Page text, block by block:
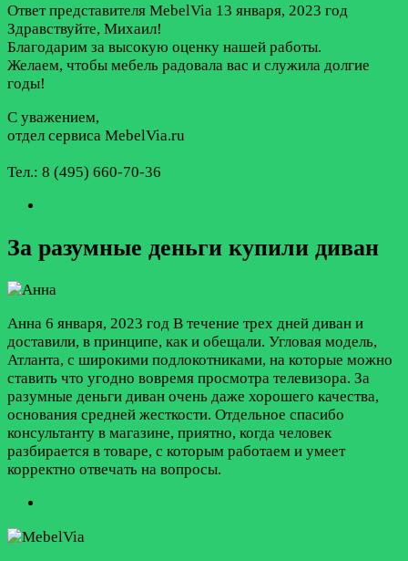
Ответ представителя MebelVia 13 января, 2023 год
Здравствуйте, Михаил!
Благодарим за высокую оценку нашей работы.
Желаем, чтобы мебель радовала вас и служила долгие
годы!
С уважением,
отдел сервиса MebelVia.ru
Тел.: 8 (495) 660-70-36
За разумные деньги купили диван
Анна 6 января, 2023 год В течение трех дней диван и
доставили, в принципе, как и обещали. Угловая модель,
Атланта, с широкими подлокотниками, на которые можно
ставить что угодно вовремя просмотра телевизора. За
разумные деньги диван очень даже хорошего качества,
основания средней жесткости. Отдельное спасибо
консультанту в магазине, приятно, когда человек
разбирается в товаре, с которым работаем и умеет
корректно отвечать на вопросы.